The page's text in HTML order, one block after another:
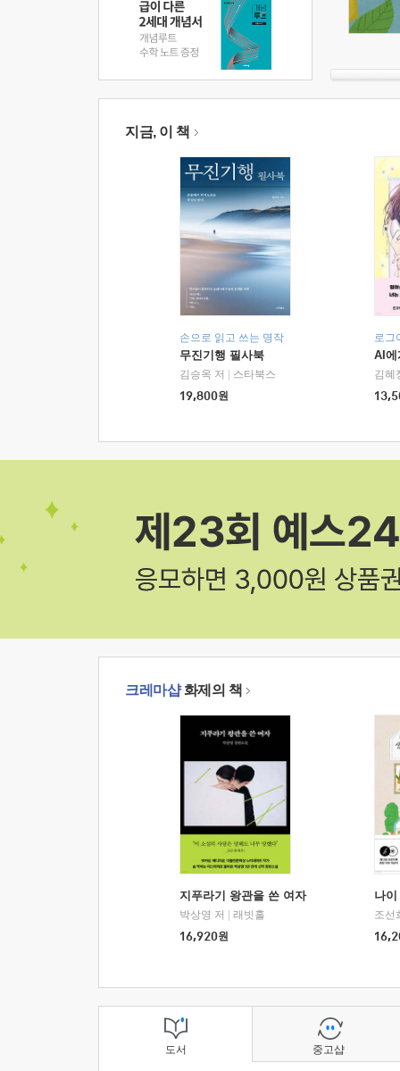
지금, 이 책
손으로 읽고 쓰는 명작
무진기행 필사북
김승옥 저
스타북스
19,800원
로그
AI에
김혜
크레마샵화제의 책
지푸라기 왕관을 쓴 여자
박상영 저
래빗홀
16,920원
나
조선
도서 중고샵